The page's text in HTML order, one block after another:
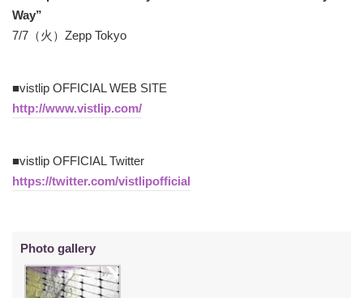
Way”
7/7（火）Zepp Tokyo
■vistlip OFFICIAL WEB SITE
http://www.vistlip.com/
■vistlip OFFICIAL Twitter
https://twitter.com/vistlipofficial